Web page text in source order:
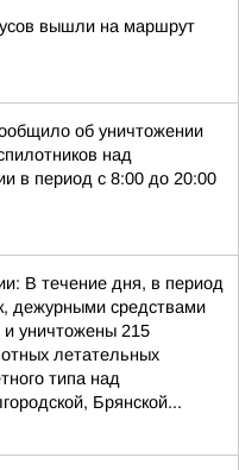
вышли на маршрут
об уничтожении
над
в период с 8:00 до 20:00
В течение дня, в период
дежурными средствами
уничтожены 215
летательных
типа над
Брянской...